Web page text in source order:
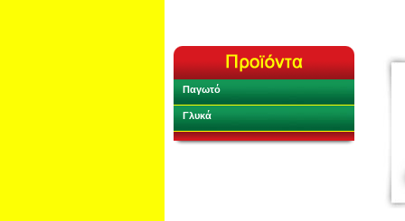
Παγωτό
Γλυκά